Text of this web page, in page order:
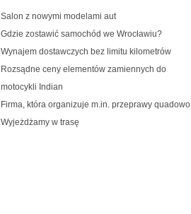
Salon z nowymi modelami aut
Gdzie zostawić samochód we Wrocławiu?
Wynajem dostawczych bez limitu kilometrów
Rozsądne ceny elementów zamiennych do
motocykli Indian
Firma, która organizuje m.in. przeprawy quadowo
Wyjeżdżamy w trasę